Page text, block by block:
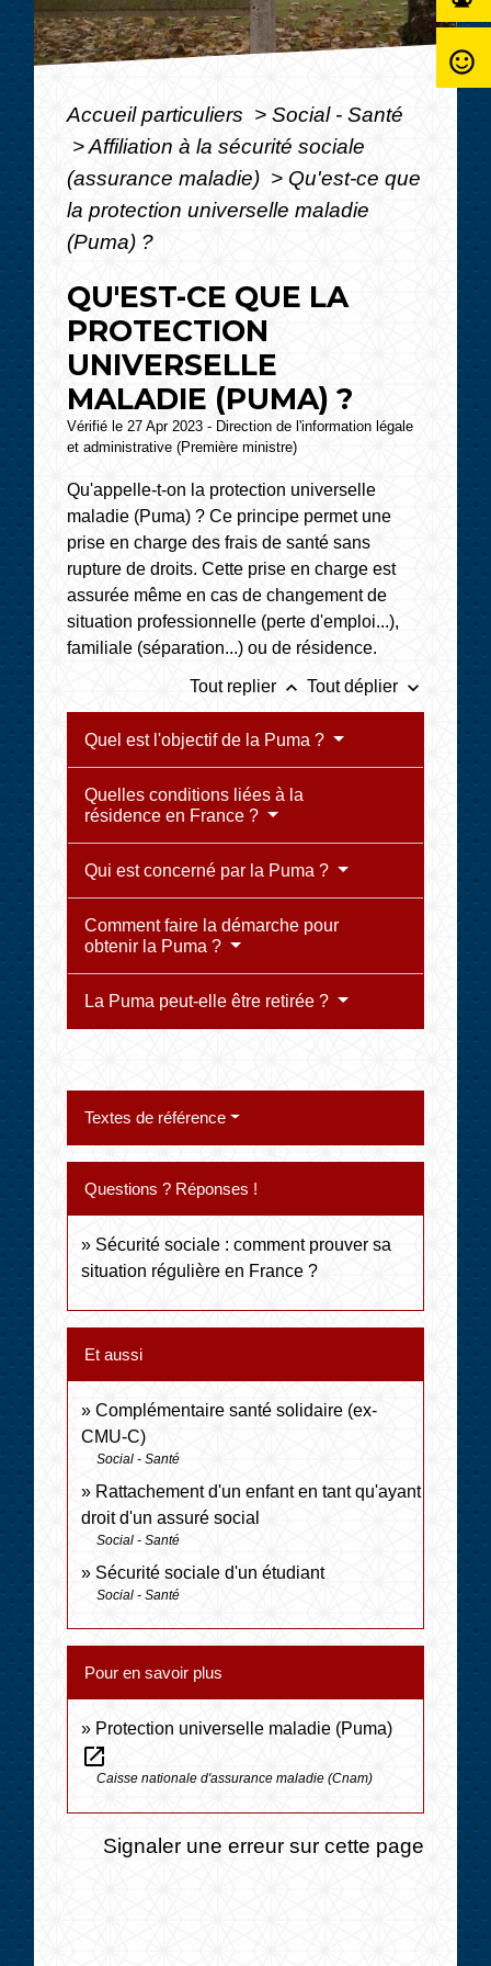
Accueil particuliers > Social - Santé
>Affiliation à la sécurité sociale
(assurance maladie) > Qu'est-ce que
la protection universelle maladie
(Puma) ?
QU'EST-CE QUE LA
PROTECTION
UNIVERSELLE
MALADIE (PUMA) ?
Vérifié le 27 Apr 2023 - Direction de l'information légale
et administrative (Première ministre)
Qu'appelle-t-on la protection universelle
maladie (Puma) ? Ce principe permet une
prise en charge des frais de santé sans
rupture de droits. Cette prise en charge est
assurée même en cas de changement de
situation professionnelle (perte d'emploi...),
familiale (séparation...) ou de résidence.
Tout replier keyboard_arrow_up Tout déplier keyboard_arrow_down
Quel est l'objectif de la Puma ?
Quelles conditions liées à la
résidence en France ?
Qui est concerné par la Puma ?
Comment faire la démarche pour
obtenir la Puma ?
La Puma peut-elle être retirée ?
Textes de référence
Questions ? Réponses !
Sécurité sociale : comment prouver sa
situation régulière en France ?
Et aussi
Complémentaire santé solidaire (ex-
CMU-C)
Social - Santé
Rattachement d'un enfant en tant qu'ayant
droit d'un assuré social
Social - Santé
Sécurité sociale d'un étudiant
Social - Santé
Pour en savoir plus
Protection universelle maladie (Puma)
open_in_new
Caisse nationale d'assurance maladie (Cnam)
Signaler une erreur sur cette page
sentiment_satisfied_alt